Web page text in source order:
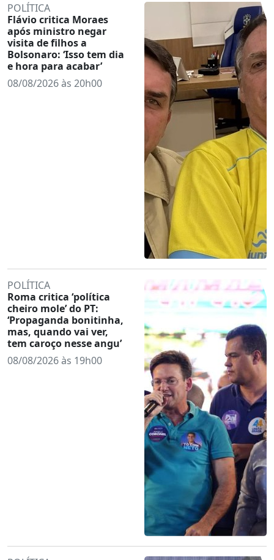
POLÍTICA
Flávio critica Moraes
após ministro negar
visita de filhos a
Bolsonaro: ‘Isso tem dia
e hora para acabar’
08/08/2026 às 20h00
POLÍTICA
Roma critica ‘política
cheiro mole’ do PT:
‘Propaganda bonitinha,
mas, quando vai ver,
tem caroço nesse angu’
08/08/2026 às 19h00